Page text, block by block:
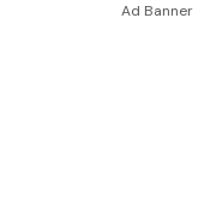
Ad Banner